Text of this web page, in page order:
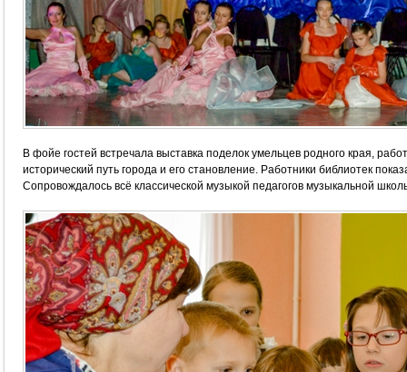
В фойе гостей встречала выставка поделок умельцев родного края,
исторический путь города и его становление. Работники библиотек
Сопровождалось всё классической музыкой педагогов музыкальной